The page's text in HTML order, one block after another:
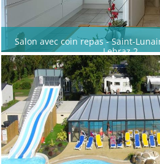
Salon avec coin repas - Saint-
Lebraz 2